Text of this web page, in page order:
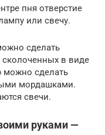
пня отверстие
или свечу.
сделать
сколоченных в виде
можно сделать
мордашками.
свечи.
руками —